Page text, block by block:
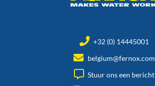
+32 (0) 14445001
belgium@fernox.com
Stuur ons een bericht